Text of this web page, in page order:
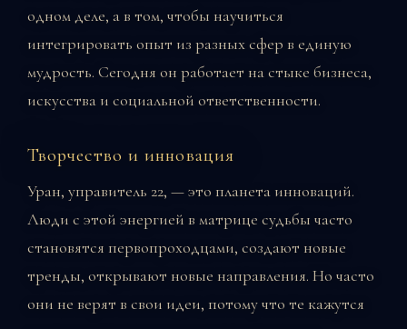
одном деле, а в том, чтобы научиться
интегрировать опыт из разных сфер в единую
мудрость. Сегодня он работает на стыке бизнеса,
искусства и социальной ответственности.
Творчество и инновация
Уран, управитель 22, — это планета инноваций.
Люди с этой энергией в матрице судьбы часто
становятся первопроходцами, создают новые
тренды, открывают новые направления. Но часто
они не верят в свои идеи, потому что те кажутся